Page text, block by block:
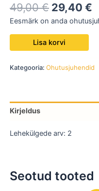
49,00€ 29,40 €
Eesmärk on anda
Lisa korvi
Kategooria: Ohutusjuhendid
Kirjeldus
Lehekülgede arv: 2
Seotud tooted